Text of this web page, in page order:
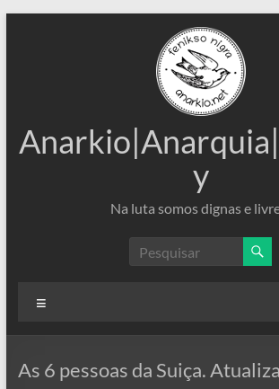
y
Na luta somos dignas e
As 6 pessoas da Suiça.